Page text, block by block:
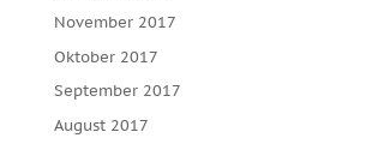
November 2017
Oktober 2017
September 2017
August 2017